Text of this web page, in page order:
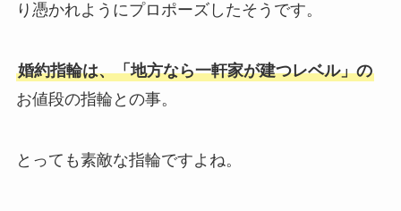
り憑かれようにプロポーズしたそうです。
婚約指輪は、「地方なら一軒家が建つレベル」の
お値段の指輪との事。
とっても素敵な指輪ですよね。